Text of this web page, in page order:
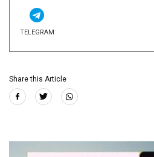
TELEGRAM
Share this Article